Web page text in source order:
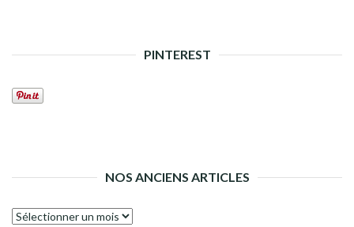
PINTEREST
NOS ANCIENS ARTICLES
Nos